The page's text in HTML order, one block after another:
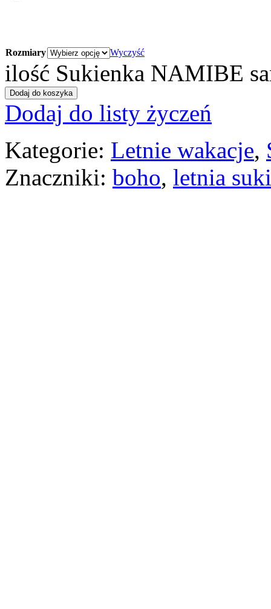
Rozmiary Wyczyść
ilość Sukienka NAMIBE
Dodaj do koszyka
Dodaj do listy życzeń
Kategorie: Letnie wakacje,
Znaczniki: boho, letnia